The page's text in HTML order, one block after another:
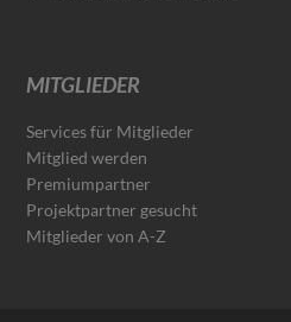
MITGLIEDER
Services für Mitglieder
Mitglied werden
Premiumpartner
Projektpartner gesucht
Mitglieder von A-Z